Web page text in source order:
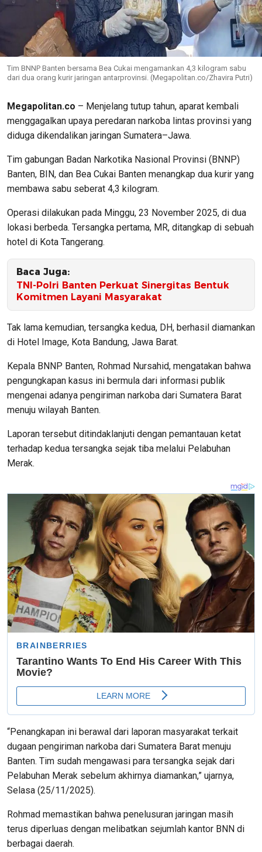
Tim BNNP Banten bersama Bea Cukai mengamankan 4,3 kilogram sabu
dari dua orang kurir jaringan antarprovinsi. (Megapolitan.co/Zhavira Putri)
Megapolitan.co – Menjelang tutup tahun, aparat kembali
menggagalkan upaya peredaran narkoba lintas provinsi yang
diduga dikendalikan jaringan Sumatera–Jawa.
Tim gabungan Badan Narkotika Nasional Provinsi (BNNP)
Banten, BIN, dan Bea Cukai Banten menangkap dua kurir yang
membawa sabu seberat 4,3 kilogram.
Operasi dilakukan pada Minggu, 23 November 2025, di dua
lokasi berbeda. Tersangka pertama, MR, ditangkap di sebuah
hotel di Kota Tangerang.
Baca Juga:
TNI-Polri Banten Perkuat Sinergitas Bentuk
Komitmen Layani Masyarakat
Tak lama kemudian, tersangka kedua, DH, berhasil diamankan
di Hotel Image, Kota Bandung, Jawa Barat.
Kepala BNNP Banten, Rohmad Nursahid, mengatakan bahwa
pengungkapan kasus ini bermula dari informasi publik
mengenai adanya pengiriman narkoba dari Sumatera Barat
menuju wilayah Banten.
Laporan tersebut ditindaklanjuti dengan pemantauan ketat
terhadap kedua tersangka sejak tiba melalui Pelabuhan
Merak.
“Penangkapan ini berawal dari laporan masyarakat terkait
dugaan pengiriman narkoba dari Sumatera Barat menuju
Banten. Tim sudah mengawasi para tersangka sejak dari
Pelabuhan Merak sebelum akhirnya diamankan,” ujarnya,
Selasa (25/11/2025).
Rohmad memastikan bahwa penelusuran jaringan masih
terus diperluas dengan melibatkan sejumlah kantor BNN di
berbagai daerah.